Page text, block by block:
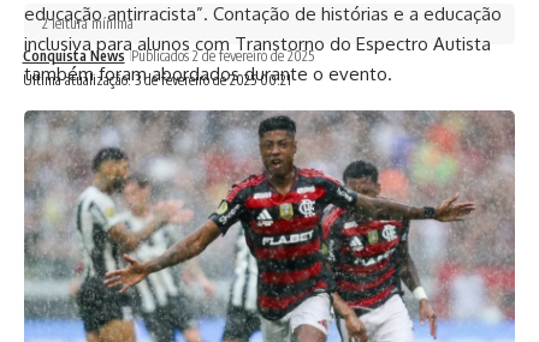
educação antirracista”. Contação de histórias e a educação
inclusiva para alunos com Transtorno do Espectro Autista
também foram abordados durante o evento.
Infraestrutura
Durante o período de férias foram realizadas ações de
manutenção nos prédios escolares, como serviços elétricos,
hidráulicos, reparos diversos, de alvenaria, pintura lúdica,
entre outros, conforme as necessidades de cada espaço. As
fortes chuvas no início de janeiro atingiram diversas escolas,
Ultima atualização: 3 de fevereiro de 2025 00:21
Conquista News Publicados 2 de fevereiro de 2025
2 leitura mínima